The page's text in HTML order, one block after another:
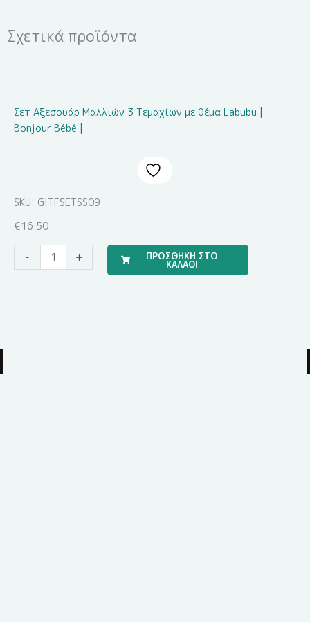
Σχετικά προϊόντα
Σετ Αξεσουάρ Μαλλιών 3 Τεμαχίων με θέμα Labubu |
Bonjour Bébé |
SKU: GITFSETSS09
€16.50
-
Μπομπονιέρα
Υγρής
+ ΠΡΟΣΘΗΚΗ ΣΤΟ
ΚΑΛΑΘΙ